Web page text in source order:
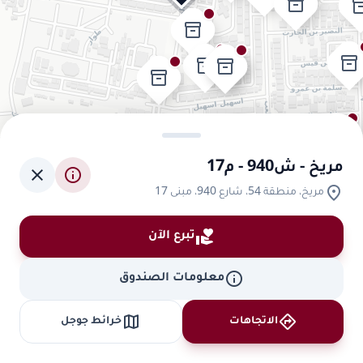
inventory_2
inventory_2
inventory_2
inventory_2 inventory_2
inventory_2
مريخ - ش940 - م17
location_on مريخ، منطقة 54، شارع 940، مبنى 17
info
close
volunteer_activismتبرع الآن
infoمعلومات الصندوق
directions الاتجاهات map خرائط جوجل